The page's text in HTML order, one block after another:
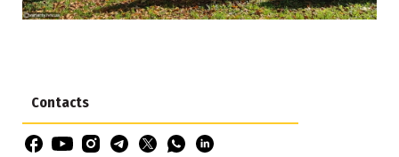
Contacts